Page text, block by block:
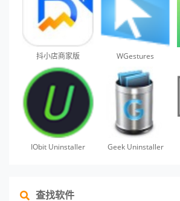
抖小店商家版 WGestures
IObit Uninstaller Geek Uninstaller
查找软件